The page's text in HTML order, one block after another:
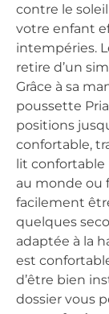
contre le
votre enfant
intempéries.
retire d’un
Grâce à sa
poussette
positions
confortable,
lit
au monde ou
facilement
quelques
adaptée à la
est
d’être bien
dossier vous